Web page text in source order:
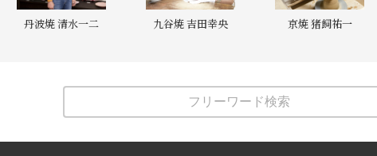
丹波焼 清水一二 九谷焼 吉田幸央 京焼 猪飼祐一